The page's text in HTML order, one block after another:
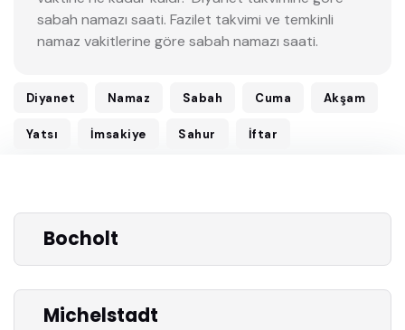
sabah namazı saati. Fazilet takvimi ve temkinli
namaz vakitlerine göre sabah namazı saati.
Diyanet Namaz Sabah Cuma Akşam
Yatsı İmsakiye Sahur İftar
Bocholt
Michelstadt